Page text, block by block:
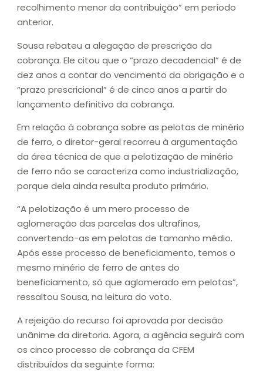
recolhimento menor da contribuição” em período
anterior.
Sousa rebateu a alegação de prescrição da
cobrança. Ele citou que o “prazo decadencial” é de
dez anos a contar do vencimento da obrigação e o
“prazo prescricional” é de cinco anos a partir do
lançamento definitivo da cobrança.
Em relação à cobrança sobre as pelotas de minério
de ferro, o diretor-geral recorreu à argumentação
da área técnica de que a pelotização de minério
de ferro não se caracteriza como industrialização,
porque dela ainda resulta produto primário.
“A pelotização é um mero processo de
aglomeração das parcelas dos ultrafinos,
convertendo-as em pelotas de tamanho médio.
Após esse processo de beneficiamento, temos o
mesmo minério de ferro de antes do
beneficiamento, só que aglomerado em pelotas”,
ressaltou Sousa, na leitura do voto.
A rejeição do recurso foi aprovada por decisão
unânime da diretoria. Agora, a agência seguirá com
os cinco processo de cobrança da CFEM
distribuídos da seguinte forma: